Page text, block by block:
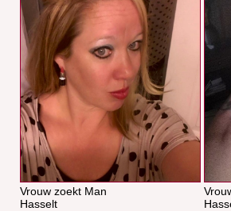
Vrouw zoekt Man
Hasselt